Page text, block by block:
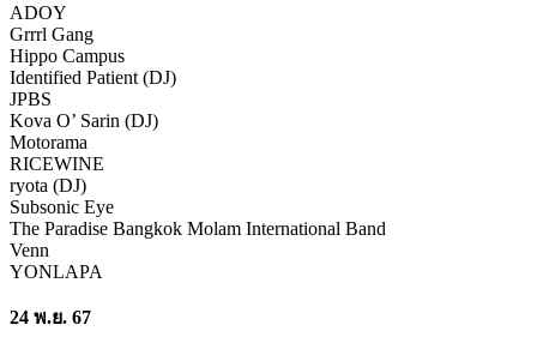
ADOY
Grrrl Gang
Hippo Campus
Identified Patient (DJ)
JPBS
Kova O’ Sarin (DJ)
Motorama
RICEWINE
ryota (DJ)
Subsonic Eye
The Paradise Bangkok Molam International Band
Venn
YONLAPA
24 พ.ย. 67